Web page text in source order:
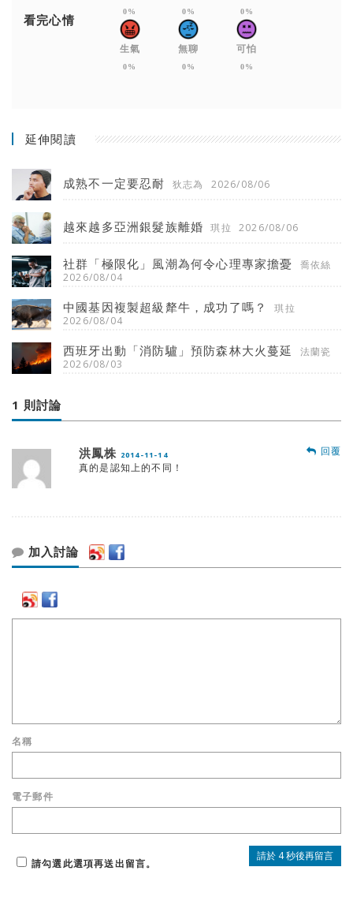
看完心情
0% 0% 0%
生氣
0%
無聊
0%
可怕
0%
延伸閱讀
成熟不一定要忍耐 狄志為 2026/08/06
越來越多亞洲銀髮族離婚 琪拉 2026/08/06
社群「極限化」風潮為何令心理專家擔憂
喬依絲
2026/08/04
中國基因複製超級犛牛，成功了嗎？
琪拉
2026/08/04
西班牙出動「消防驢」預防森林大火蔓延
法蘭瓷
2026/08/03
1 則討論
洪鳳株 2014-11-14
真的是認知上的不同！
回覆
加入討論
名稱
電子郵件
請勾選此選項再送出留言。